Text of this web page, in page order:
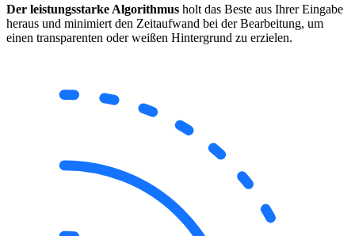
Der leistungsstarke Algorithmus holt das Beste aus Ihrer Eingabe
heraus und minimiert den Zeitaufwand bei der Bearbeitung, um
einen transparenten oder weißen Hintergrund zu erzielen.